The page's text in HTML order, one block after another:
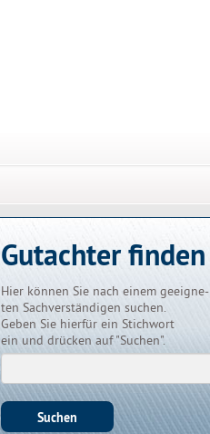
Gutachter finden
Hier können Sie nach einem geeigne-
ten Sachverständigen suchen.
Geben Sie hierfür ein Stichwort
ein und drücken auf "Suchen".